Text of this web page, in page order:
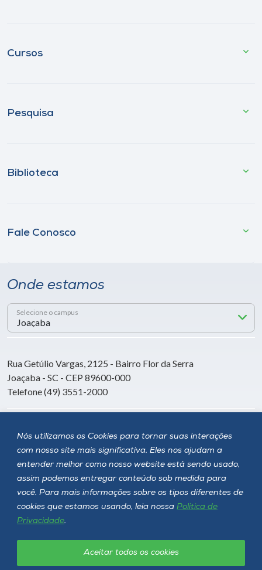
Nós utilizamos os Cookies para tornar suas interações
com nosso site mais significativa. Eles nos ajudam a
entender melhor como nosso website está sendo usado,
assim podemos entregar conteúdo sob medida para
você. Para mais informações sobre os tipos diferentes de
cookies que estamos usando, leia nossa Política de
Privacidade.
Aceitar todos os cookies
Cursos
Pesquisa
Biblioteca
Fale Conosco
Onde estamos
Selecione o campus
Rua Getúlio Vargas, 2125 - Bairro Flor da Serra
Joaçaba - SC - CEP 89600-000
Telefone (49) 3551-2000
Siga a Unoesc
Política de privacidade LGPD